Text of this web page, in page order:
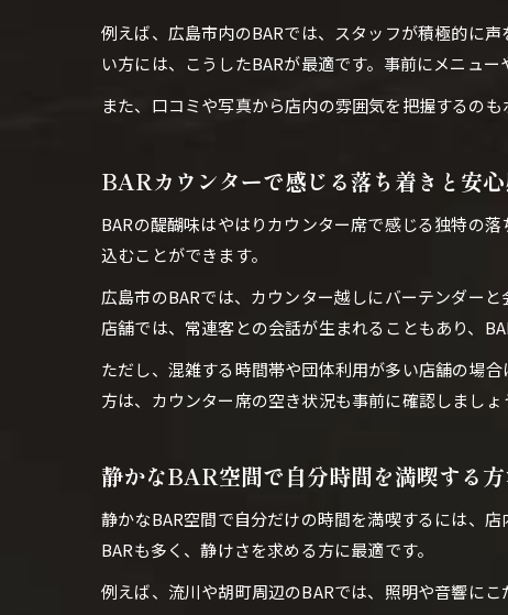
例えば、広島市内のBARでは、スタッフが積極的に
い方には、こうしたBARが最適です。事前にメニュ
また、口コミや写真から店内の雰囲気を把握するの
BARカウンターで感じる落ち着きと安
BARの醍醐味はやはりカウンター席で感じる独特の
込むことができます。
広島市のBARでは、カウンター越しにバーテンダー
店舗では、常連客との会話が生まれることもあり、
ただし、混雑する時間帯や団体利用が多い店舗の場
方は、カウンター席の空き状況も事前に確認しましょ
静かなBAR空間で自分時間を満喫する
静かなBAR空間で自分だけの時間を満喫するには、
BARも多く、静けさを求める方に最適です。
例えば、流川や胡町周辺のBARでは、照明や音響に